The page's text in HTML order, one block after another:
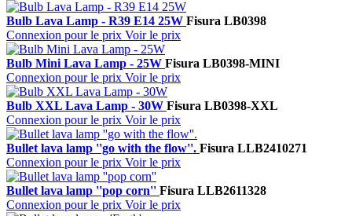
Bulb Lava Lamp - R39 E14 25W Fisura LB0398
Connexion pour le prix Voir le prix
Bulb Mini Lava Lamp - 25W Fisura LB0398-MINI
Connexion pour le prix Voir le prix
Bulb XXL Lava Lamp - 30W Fisura LB0398-XXL
Connexion pour le prix Voir le prix
Bullet lava lamp ''go with the flow''. Fisura LLB2410271
Connexion pour le prix Voir le prix
Bullet lava lamp ''pop corn'' Fisura LLB2611328
Connexion pour le prix Voir le prix